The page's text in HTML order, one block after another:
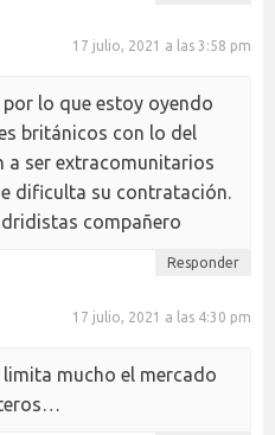
17 julio, 2021 a las 3:58 pm
por lo que estoy oyendo
británicos con lo del
a ser extracomunitarios
dificulta su contratación.
compañero
Responder
17 julio, 2021 a las 4:30 pm
limita mucho el mercado